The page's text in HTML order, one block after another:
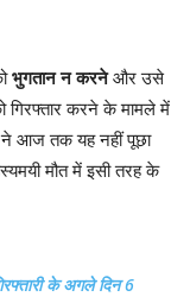
भुगतान न करनेऔर उसे
गिरफ्तार करने के मामले में
ने आज तक यह नहीं पूछा
मौत में इसी तरह के
के अगले दिन 6